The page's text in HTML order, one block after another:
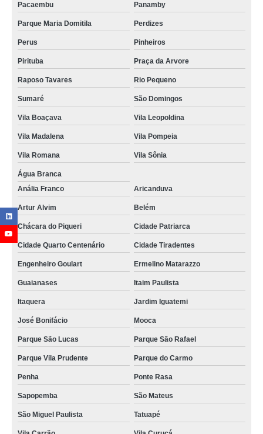
Pacaembu Panamby
Parque Maria Domitila Perdizes
Perus Pinheiros
Pirituba Praça da Arvore
Raposo Tavares Rio Pequeno
Sumaré São Domingos
Vila Boaçava Vila Leopoldina
Vila Madalena Vila Pompeia
Vila Romana Vila Sônia
Água Branca
Anália Franco
Aricanduva
Artur Alvim Belém
Chácara do Piqueri Cidade Patriarca
Cidade Quarto Centenário Cidade Tiradentes
Engenheiro Goulart Ermelino Matarazzo
Guaianases Itaim Paulista
Itaquera Jardim Iguatemi
José Bonifácio Mooca
Parque São Lucas Parque São Rafael
Parque Vila Prudente Parque do Carmo
Penha Ponte Rasa
Sapopemba São Mateus
São Miguel Paulista Tatuapé